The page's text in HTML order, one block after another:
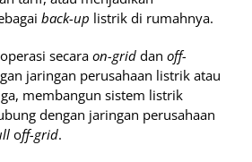
back-up listrik di rumahnya.
secara on-grid dan off-
jaringan perusahaan listrik atau
membangun sistem listrik
dengan jaringan perusahaan
off-grid.